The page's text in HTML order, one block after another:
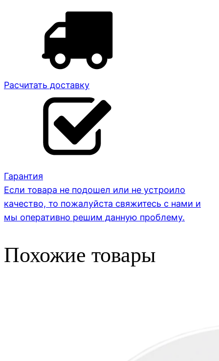
Расчитать доставку
Гарантия
Если товара не подошел или не устроило
качество, то пожалуйста свяжитесь с нами и
мы оперативно решим данную проблему.
Похожие товары